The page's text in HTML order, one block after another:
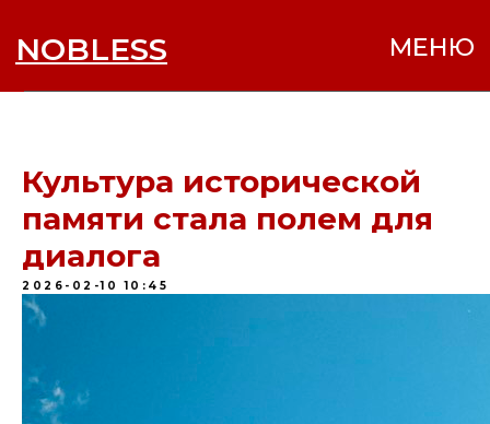
NOBLESS
Культура исторической
памяти стала полем для
диалога
2026-02-10 10:45